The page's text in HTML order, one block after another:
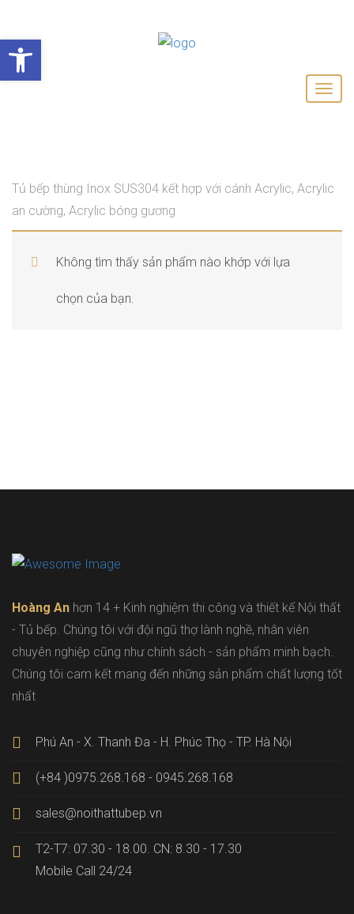
Open toolbar
Tủ bếp thùng Inox SUS304 kết hợp với cánh Acrylic, Acrylic
an cường, Acrylic bóng gương
Không tìm thấy sản phẩm nào khớp với lựa
chọn của bạn.
Hoàng An hơn 14 + Kinh nghiệm thi công và thiết kế Nội thất
- Tủ bếp. Chúng tôi với đội ngũ thợ lành nghề, nhân viên
chuyên nghiệp cũng như chính sách - sản phẩm minh bạch.
Chúng tôi cam kết mang đến những sản phẩm chất lượng tốt
nhất
Phú An - X. Thanh Đa - H. Phúc Thọ - TP. Hà Nội
(+84 )0975.268.168 - 0945.268.168
sales@noithattubep.vn
T2-T7: 07.30 - 18.00. CN: 8.30 - 17.30
Mobile Call 24/24